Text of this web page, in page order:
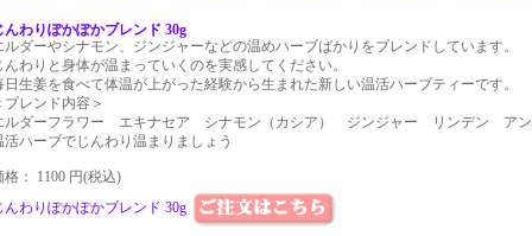
んわりぽかぽかブレンド 30g
ルダーやシナモン、ジンジャーなどの温めハーブばかりをブレンドしています。
んわりと身体が温まっていくのを実感してください。
日生姜を食べて体温が上がった経験から生まれた新しい温活ハーブティーです。
ブレンド内容＞
ルダーフラワー エキナセア シナモン（カシア） ジンジャー リンデン ア
活ハーブでじんわり温まりましょう
格： 1100 円(税込)
んわりぽかぽかブレンド 30g